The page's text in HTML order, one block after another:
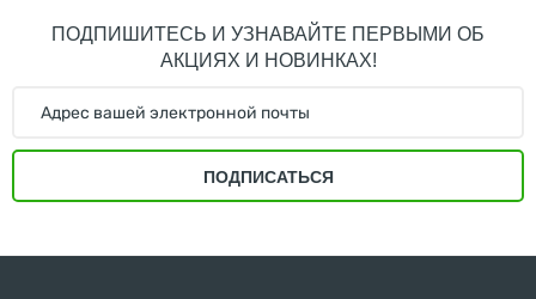
ПОДПИШИТЕСЬ И УЗНАВАЙТЕ ПЕРВЫМИ ОБ
АКЦИЯХ И НОВИНКАХ!
ПОДПИСАТЬСЯ